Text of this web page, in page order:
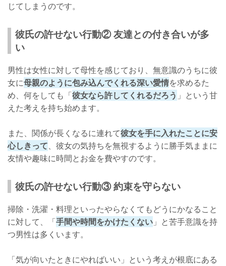
じてしまうのです。
彼氏の許せない行動② 友達との付き合いが多
い
男性は女性に対して母性を感じており、無意識のうちに彼
女に母親のように包み込んでくれる深い愛情を求めるた
め、何をしても「彼女なら許してくれるだろう 」という甘
えた考えを持ち始めます。
また、関係が長くなるに連れて彼女を手に入れたことに安
心しきって、彼女の気持ちを無視するように勝手気ままに
友情や趣味に時間とお金を費やすのです。
彼氏の許せない行動③ 約束を守らない
掃除・洗濯・料理といったやらなくてもどうにかなること
に対して、「手間や時間をかけたくない 」と苦手意識を持
つ男性は多くいます。
「気が向いたときにやればいい」という考えが根底にある